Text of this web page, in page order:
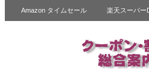
Amazon タイムセール 楽天スーパー